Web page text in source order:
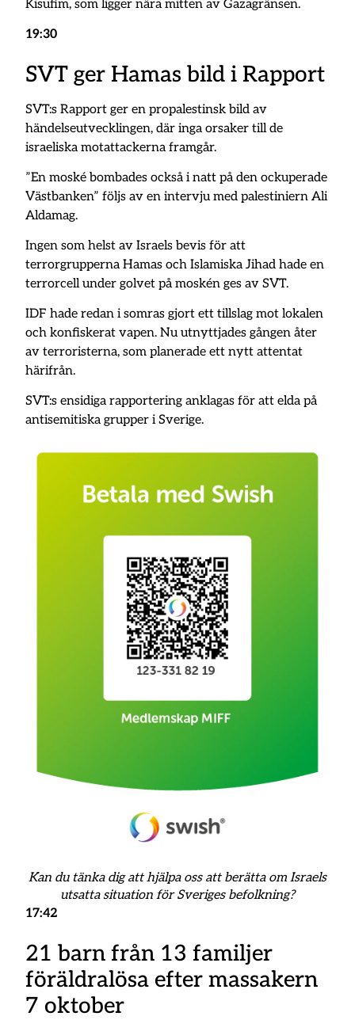
Kisufim, som ligger nära mitten av Gazagränsen.
19:30
SVT ger Hamas bild i Rapport
SVT:s Rapport ger en propalestinsk bild av
händelseutvecklingen, där inga orsaker till de
israeliska motattackerna framgår.
”En moské bombades också i natt på den ockuperade
Västbanken” följs av en intervju med palestiniern Ali
Aldamag.
Ingen som helst av Israels bevis för att
terrorgrupperna Hamas och Islamiska Jihad hade en
terrorcell under golvet på moskén ges av SVT.
IDF hade redan i somras gjort ett tillslag mot lokalen
och konfiskerat vapen. Nu utnyttjades gången åter
av terroristerna, som planerade ett nytt attentat
härifrån.
SVT:s ensidiga rapportering anklagas för att elda på
antisemitiska grupper i Sverige.
Kan du tänka dig att hjälpa oss att berätta om Israels
utsatta situation för Sveriges befolkning?
17:42
21 barn från 13 familjer
föräldralösa efter massakern
7 oktober